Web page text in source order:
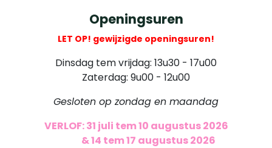
Openingsuren
LET OP! gewijzigde openingsuren!
Dinsdag tem vrijdag: 13u30 - 17u00
Zaterdag: 9u00 - 12u00
Gesloten op zondag en maandag
VERLOF: 31 juli tem 10 augustus 2026
& 14 tem 17 augustus 2026